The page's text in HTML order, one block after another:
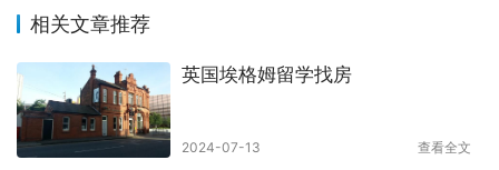
相关文章推荐
英国埃格姆留学找房
2024-07-13 查看全文